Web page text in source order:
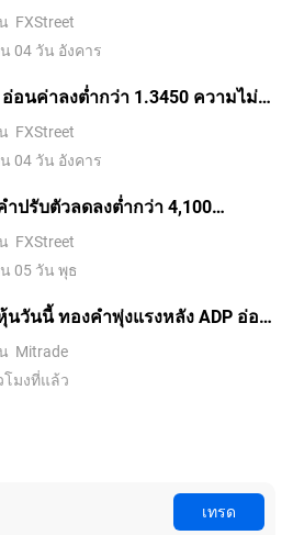
ขณะที่ความตึงเครียดระหว่าง
ฯ กับอิหร่านช่วยหนุน
FXStreet
04 วัน อังคาร
อ่อนค่าลงต่ำกว่า 1.3450 ความไม่
นระหว่างสหรัฐฯ-อิหร่านหนุน
าร์ในฐานะสินทรัพย์ปลอดภัย
FXStreet
04 วัน อังคาร
ำปรับตัวลดลงต่ำกว่า 4,100
าร์ ขณะที่ตลาดจับตาการเจรจา
างสหรัฐฯ กับอิหร่าน
FXStreet
05 วัน พุธ
นวันนี้ ทองคำพุ่งแรงหลัง ADP อ่อน
อตกลงฮอร์มุซใกล้สำเร็จ ขณะหุ้น
ผสม
Mitrade
โมงที่แล้ว
เทรด